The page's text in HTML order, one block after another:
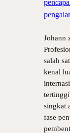
Johann
salah
kenal
singkat
fase